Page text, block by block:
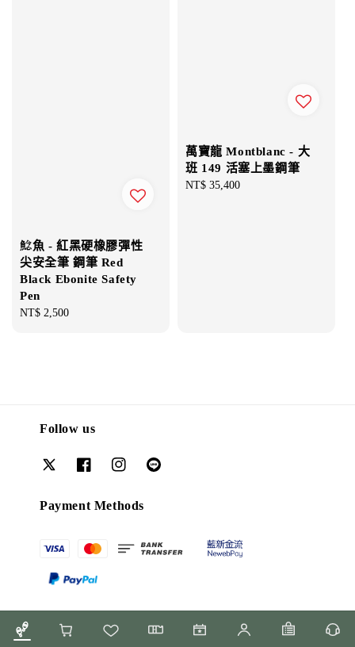
鯰魚 - 紅黑硬橡膠彈性
尖安全筆 鋼筆 Red
Black Ebonite Safety
Pen
Regular
NT$ 2,500
萬寶龍 Montblanc - 大
班 149 活塞上墨鋼筆
Regular
NT$ 35,400
Follow us
Payment Methods
FAQ